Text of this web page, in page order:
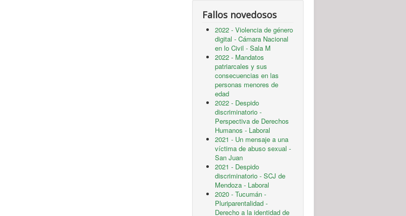
Fallos novedosos
2022 - Violencia de género
digital - Cámara Nacional
en lo Civil - Sala M
2022 - Mandatos
patriarcales y sus
consecuencias en las
personas menores de
edad
2022 - Despido
discriminatorio -
Perspectiva de Derechos
Humanos - Laboral
2021 - Un mensaje a una
víctima de abuso sexual -
San Juan
2021 - Despido
discriminatorio - SCJ de
Mendoza - Laboral
2020 - Tucumán -
Pluriparentalidad -
Derecho a la identidad de